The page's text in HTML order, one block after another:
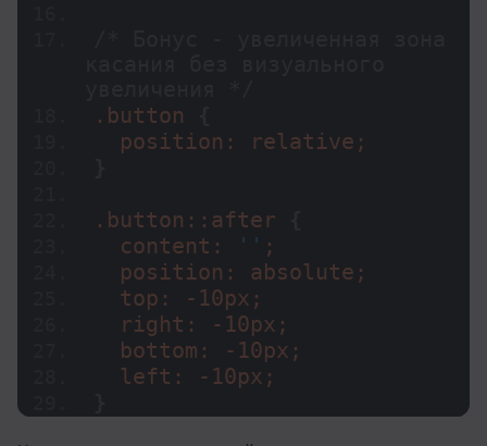
.button
  position: relative;
.button::after
  content:
'' ;
  position: absolute;
  top: -10px;
  right: -10px;
  bottom: -10px;
  left: -10px;